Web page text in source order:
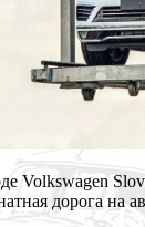
Volkswagen
дорога